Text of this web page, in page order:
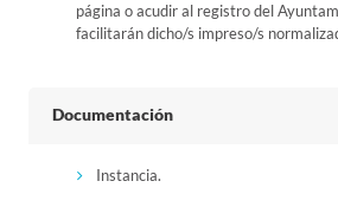
página o acudir al registro del
facilitarán dicho/s impreso/s
Documentación
Instancia.